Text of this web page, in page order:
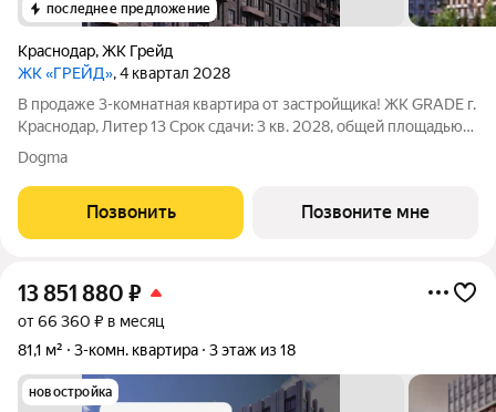
последнее предложение
Краснодар,ЖК Грейд
ЖК «ГРЕЙД», 4 квартал 2028
В продаже 3-комнатная квартира от застройщика! ЖК GRADE г.
Краснодар, Литер 13 Срок сдачи: 3 кв. 2028, общей площадью
77 кв.м., на 8 этаже. GRADE от DOGMA: квартал бизнес-класса.
Никогда неоклассика не была представлена в краснодарской
архитектуре с
Dogma
Позвонить Позвоните мне
13 851 880 ₽
от 66 360 ₽ в месяц
81,1 м²
3-комн. квартира 3 этаж из 18
новостройка